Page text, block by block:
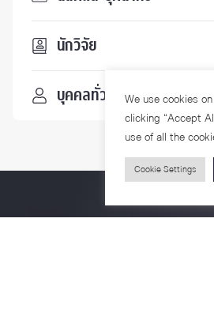
นักวิจัย
บุคคลทั่วไป
ติดตามเรา
We use cookies
clicking “Accept
use of all the
Cookie Settings